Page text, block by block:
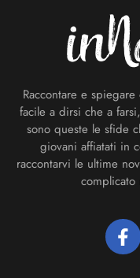
Raccontare e
facile a dirsi che a
sono queste le sfide
giovani affiatati in
raccontarvi le ultime
complicato